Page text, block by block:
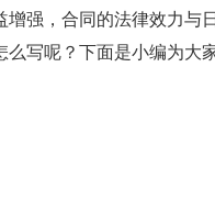
增强，合同的法律效力与
写呢？下面是小编为大